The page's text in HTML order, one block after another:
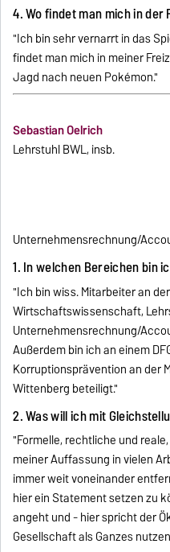
4. Wo findet man mich in der
"Ich bin sehr vernarrt in das
findet man mich in meiner
Jagd nach neuen Pokémon."
Sebastian Oelrich
Lehrstuhl BWL, insb.
Unternehmensrechnung/
1. In welchen Bereichen bin
"Ich bin wiss. Mitarbeiter an
Wirtschaftswissenschaft,
Unternehmensrechnung/
Außerdem bin ich an einem
Korruptionsprävention an der
Wittenberg beteiligt."
2. Was will ich mit
"Formelle, rechtliche und
meiner Auffassung in vielen
immer weit voneinander
hier ein Statement setzen zu
angeht und - hier spricht der
Gesellschaft als Ganzes